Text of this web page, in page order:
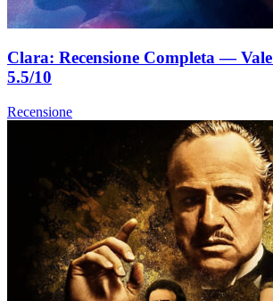
Clara: Recensione Completa —
5.5/10
Recensione